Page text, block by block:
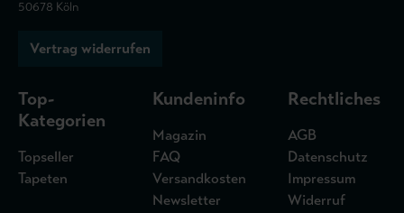
50678 Köln
Vertrag widerrufen
Top-
Kategorien
Topseller
Tapeten
Kundeninfo
Magazin
FAQ
Versandkosten
Newsletter
Rechtliches
AGB
Datenschutz
Impressum
Widerruf